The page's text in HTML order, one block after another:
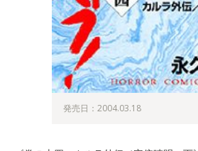
発売日：2004.03.18